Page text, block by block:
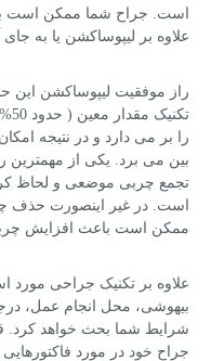
است. جراح شما ممکن است
علاوه بر لیپوساکشن یا به جای
راز موفقیت لیپوساکشن این
را بر می دارد و در نتیجه
بین می برد. یکی از مهمترین
تجمع چربی موضعی و لحاظ
است. در غیر اینصورت حذف
ممکن است باعث افزایش چربی در4 ناحیه دیگر در
علاوه بر تکنیک جراحی مورد
بیهوشی، محل انجام عمل،
شرایط شما بحث خواهد کرد.
جراح خود در مورد فاکتورهایی